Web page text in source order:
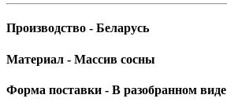
Производство - Беларусь
Материал - Массив сосны
Форма поставки - В разобранном виде